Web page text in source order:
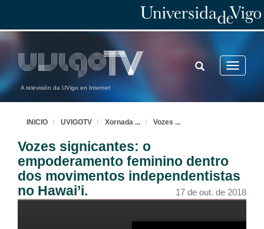
A televisión da UVigo en Internet
Toggle
TOGGLE
SEARCH
INICIO UVIGOTV Xornada ... Vozes ...
Vozes signicantes: o
empoderamento feminino dentro
dos movimentos independentistas
no Hawai’i.
17 de out. de 2018